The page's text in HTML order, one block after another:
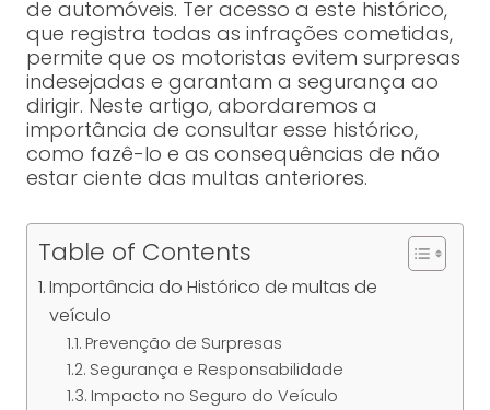
de automóveis. Ter acesso a este histórico,
que registra todas as infrações cometidas,
permite que os motoristas evitem surpresas
indesejadas e garantam a segurança ao
dirigir. Neste artigo, abordaremos a
importância de consultar esse histórico,
como fazê-lo e as consequências de não
estar ciente das multas anteriores.
Table of Contents
Importância do Histórico de multas de
veículo
Prevenção de Surpresas
Segurança e Responsabilidade
Impacto no Seguro do Veículo